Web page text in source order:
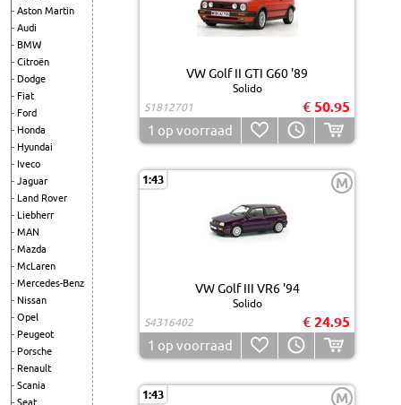
Aston Martin
Audi
BMW
Citroën
Dodge
Fiat
Ford
Honda
Hyundai
Iveco
Jaguar
Land Rover
Liebherr
MAN
Mazda
McLaren
Mercedes-Benz
Nissan
Opel
Peugeot
Porsche
Renault
Scania
Seat
VW Golf II GTI G60 '89
Solido
S1812701
€ 50.95
1 op voorraad
1:43 M
VW Golf III VR6 '94
Solido
S4316402
€ 24.95
1 op voorraad
1:43 M